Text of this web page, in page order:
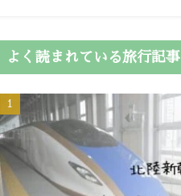
よく読まれている旅行記事